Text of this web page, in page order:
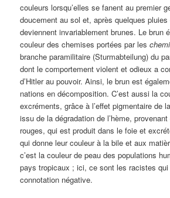
couleurs lorsqu’elles se fanent au premier
doucement au sol et, après quelques pluies
deviennent invariablement brunes. Le brun
couleur des chemises portées par les
branche paramilitaire (Sturmabteilung) du
dont le comportement violent et odieux a
d’Hitler au pouvoir. Ainsi, le brun est
nations en décomposition. C’est aussi la
excréments, grâce à l’effet pigmentaire de
issu de la dégradation de l’hème,
rouges, qui est produit dans le foie et
qui donne leur couleur à la bile et aux
c’est la couleur de peau des populations
pays tropicaux ; ici, ce sont les racistes
connotation négative.